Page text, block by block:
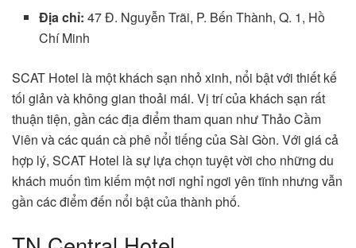
Địa chỉ: 47 Đ. Nguyễn Trãi, P. Bến Thành, Q. 1, Hồ
Chí Minh
SCAT Hotel là một khách sạn nhỏ xinh, nổi bật với thiết kế
tối giản và không gian thoải mái. Vị trí của khách sạn rất
thuận tiện, gần các địa điểm tham quan như Thảo Cầm
Viên và các quán cà phê nổi tiếng của Sài Gòn. Với giá cả
hợp lý, SCAT Hotel là sự lựa chọn tuyệt vời cho những du
khách muốn tìm kiếm một nơi nghỉ ngơi yên tĩnh nhưng vẫn
gần các điểm đến nổi bật của thành phố.